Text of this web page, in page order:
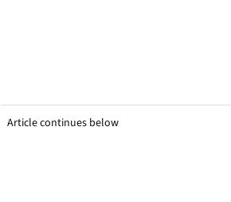
Article continues below